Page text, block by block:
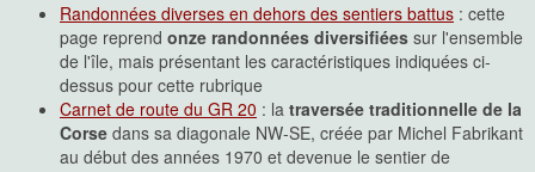
Randonnées diverses en dehors des sentiers battus : cette
page reprend onze randonnées diversifiées sur l'ensemble
de l'île, mais présentant les caractéristiques indiquées ci-
dessus pour cette rubrique
Carnet de route du GR 20 : la traversée traditionnelle de la
Corse dans sa diagonale NW-SE, créée par Michel Fabrikant
au début des années 1970 et devenue le sentier de